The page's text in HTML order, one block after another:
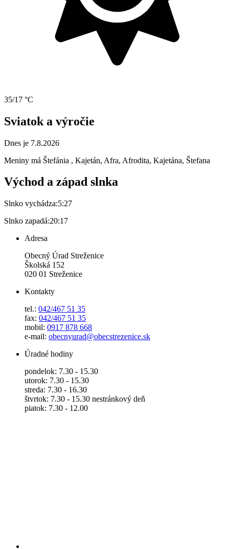
35/17 °C
Sviatok a výročie
Dnes je 7.8.2026
Meniny má Štefánia , Kajetán, Afra, Afrodita, Kajetána, Štefana
Východ a západ slnka
Slnko vychádza:5:27
Slnko zapadá:20:17
Adresa
Obecný Úrad Streženice
Školská 152
020 01 Streženice
Kontakty
tel.: 042/467 51 35
fax: 042/467 51 35
mobil: 0917 878 668
e-mail: obecnyurad@obecstrezenice.sk
Úradné hodiny
pondelok: 7.30 - 15.30
utorok: 7.30 - 15.30
streda: 7.30 - 16.30
štvrtok: 7.30 - 15.30 nestránkový deň
piatok: 7.30 - 12.00